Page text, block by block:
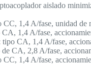
aislado
1,4 A/fase, unidad de
1,4 A/fase,
CA, 1,4 A/fase,
CA, 2,8 A/fase,
1,4 A/fase,